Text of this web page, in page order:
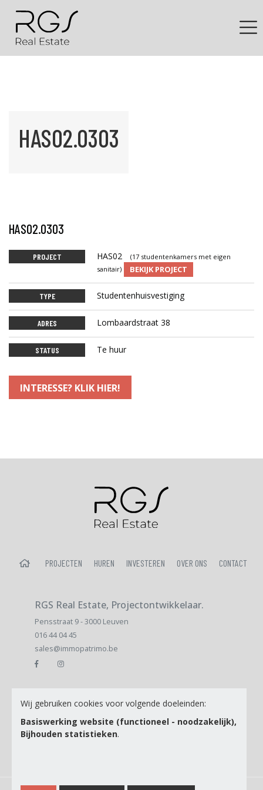
HAS02.0303
HAS02.0303
PROJECT HAS02
(17 studentenkamers met eigen
sanitair)
BEKIJK PROJECT
TYPE Studentenhuisvestiging
ADRES Lombaardstraat 38
STATUS Te huur
INTERESSE? KLIK HIER!
HOME PROJECTEN HUREN INVESTEREN OVER ONS CONTACT
RGS Real Estate, Projectontwikkelaar.
Pensstraat 9 - 3000 Leuven
016 44 04 45
sales@immopatrimo.be
E-mail
Ik ga akkoord met de
Wij gebruiken cookies voor volgende doeleinden:
Basiswerking website (functioneel - noodzakelijk),
Bijhouden statistieken.